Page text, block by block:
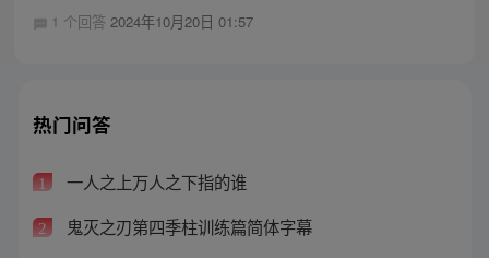
1 个回答 2024年10月20日 01:57
热门问答
1 一人之上万人之下指的谁
2 鬼灭之刃第四季柱训练篇简体字幕